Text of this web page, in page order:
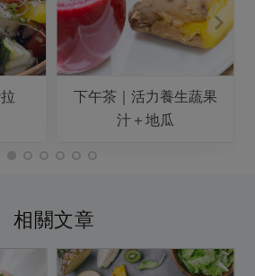
下午茶｜活力養生蔬果
汁＋地瓜
相關文章